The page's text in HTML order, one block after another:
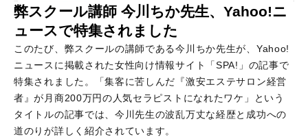
弊スクール講師 今川ちか先生、Yahoo!ニ
ュースで特集されました
このたび、弊スクールの講師である今川ちか先生が、Yahoo!
ニュースに掲載された女性向け情報サイト「SPA!」の記事で
特集されました。「集客に苦しんだ『激安エステサロン経営
者』が月商200万円の人気セラピストになれたワケ」という
タイトルの記事では、今川先生の波乱万丈な経歴と成功への
道のりが詳しく紹介されています。